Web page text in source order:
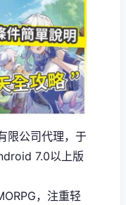
限公司代理，于
7.0以上版
，注重轻